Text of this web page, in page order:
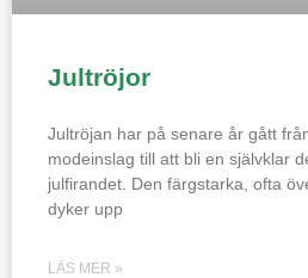
Jultröjor
Jultröjan har på senare år gått
modeinslag till att bli en självklar
julfirandet. Den färgstarka, ofta
dyker upp
LÄS MER »